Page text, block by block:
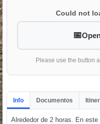
Could not
Please use the button
Info Documentos
Alrededor de 2 horas. En